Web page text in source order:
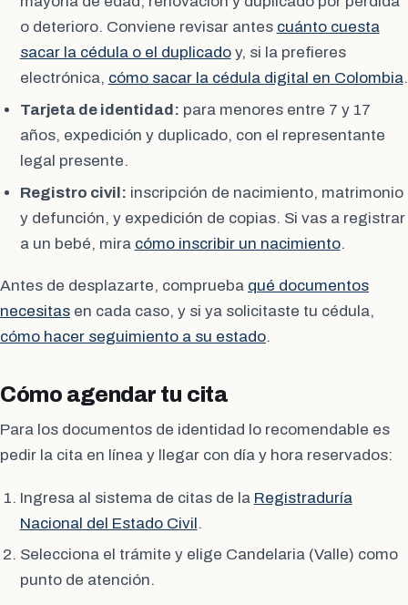
o deterioro. Conviene revisar antes cuánto cuesta
sacar la cédula o el duplicadoy, si la prefieres
electrónica, cómo sacar la cédula digital en Colombia.
Tarjeta de identidad: para menores entre 7 y 17
años, expedición y duplicado, con el representante
legal presente.
Registro civil: inscripción de nacimiento, matrimonio
y defunción, y expedición de copias. Si vas a registrar
a un bebé, mira cómo inscribir un nacimiento.
Antes de desplazarte, comprueba qué documentos
necesitas en cada caso, y si ya solicitaste tu cédula,
cómo hacer seguimiento a su estado.
Cómo agendar tu cita
Para los documentos de identidad lo recomendable es
pedir la cita en línea y llegar con día y hora reservados:
Ingresa al sistema de citas de la Registraduría
Nacional del Estado Civil.
Selecciona el trámite y elige Candelaria (Valle) como
punto de atención.